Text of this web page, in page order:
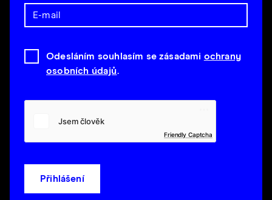
Odesláním souhlasím se zásadami ochrany
osobních údajů.
Friendly Captcha
Přihlášení